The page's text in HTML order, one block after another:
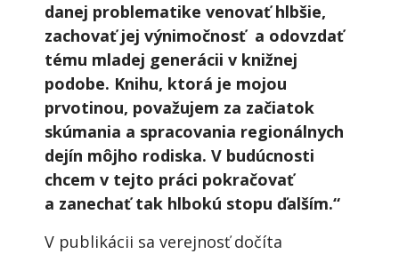
danej problematike venovať hlbšie,
zachovať jej výnimočnosť a odovzdať
tému mladej generácii v knižnej
podobe. Knihu, ktorá je mojou
prvotinou, považujem za začiatok
skúmania a spracovania regionálnych
dejín môjho rodiska. V budúcnosti
chcem v tejto práci pokračovať
a zanechať tak hlbokú stopu ďalším.“
V publikácii sa verejnosť dočíta